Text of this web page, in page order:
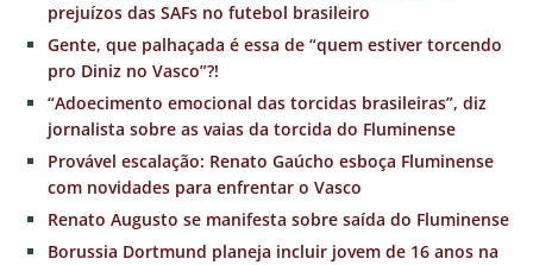
prejuízos das SAFs no futebol brasileiro
Gente, que palhaçada é essa de “quem estiver torcendo
pro Diniz no Vasco”?!
“Adoecimento emocional das torcidas brasileiras”, diz
jornalista sobre as vaias da torcida do Fluminense
Provável escalação: Renato Gaúcho esboça Fluminense
com novidades para enfrentar o Vasco
Renato Augusto se manifesta sobre saída do Fluminense
Borussia Dortmund planeja incluir jovem de 16 anos na